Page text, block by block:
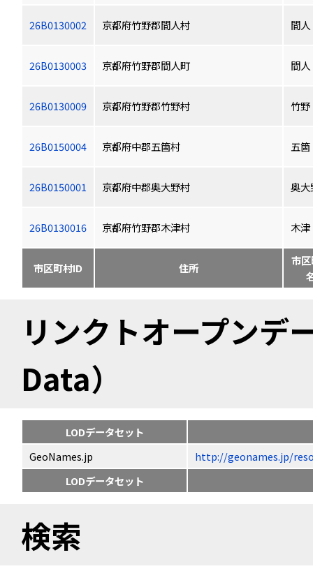
26B0130002 京都府竹野郡間人村 間人
26B0130003 京都府竹野郡間人町 間人
26B0130009 京都府竹野郡竹野村 竹野
26B0150004 京都府中郡五箇村 五箇
26B0150001 京都府中郡奥大野村 奥大
26B0130016 京都府竹野郡木津村 木津
市区町村ID 住所
市
リンクトオープン
Data）
LODデータセット
GeoNames.jp
http://geonames.jp/
LODデータセット
検索